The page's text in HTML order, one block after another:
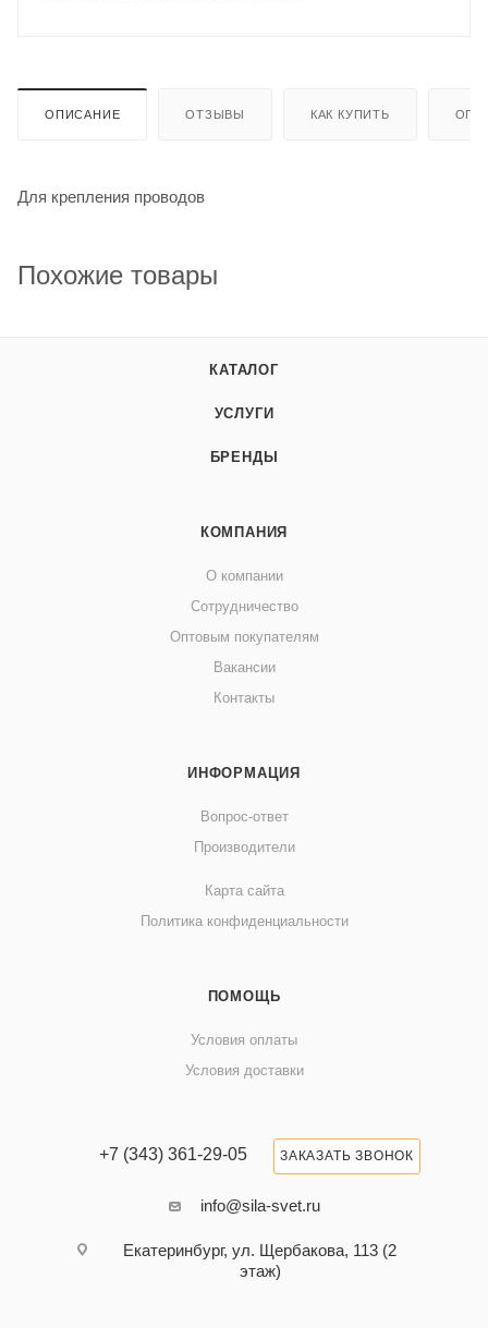
ОПИСАНИЕ ОТЗЫВЫ КАК КУПИТЬ
Для крепления проводов
Похожие товары
КАТАЛОГ
УСЛУГИ
БРЕНДЫ
КОМПАНИЯ
О компании
Сотрудничество
Оптовым покупателям
Вакансии
Контакты
ИНФОРМАЦИЯ
Вопрос-ответ
Производители
Карта сайта
Политика конфиденциальности
ПОМОЩЬ
Условия оплаты
Условия доставки
+7 (343) 361-29-05 ЗАКАЗАТЬ ЗВОНОК
info@sila-svet.ru
Екатеринбург, ул. Щербакова, 113 (2
этаж)